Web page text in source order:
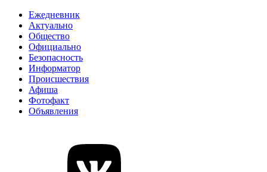
Ежедневник
Актуально
Общество
Официально
Безопасность
Информатор
Происшествия
Афиша
Фотофакт
Объявления